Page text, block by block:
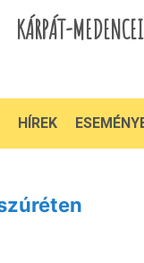
KÁRPÁT-
HÍREK